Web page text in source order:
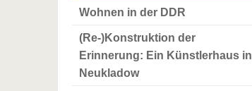
Wohnen in der DDR
(Re-)Konstruktion der
Erinnerung: Ein Künstlerhaus in
Neukladow